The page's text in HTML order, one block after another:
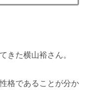
きた横山裕さん。
格であることが分か